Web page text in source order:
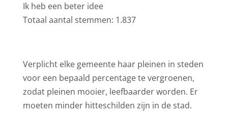
Ik heb een beter idee
Totaal aantal stemmen: 1.837
Verplicht elke gemeente haar pleinen in steden
voor een bepaald percentage te vergroenen,
zodat pleinen mooier, leefbaarder worden. Er
moeten minder hitteschilden zijn in de stad.